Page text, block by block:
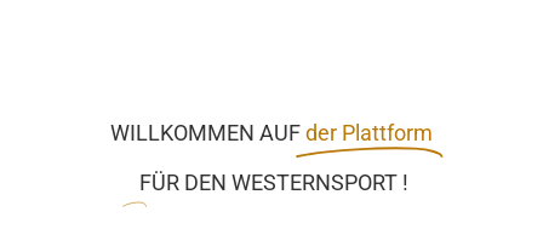
WILLKOMMEN AUFder Plattform
FÜR DEN WESTERNSPORT !